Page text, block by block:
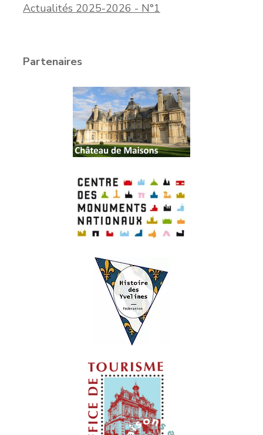
Actualités 2025-2026 - N°1
Partenaires